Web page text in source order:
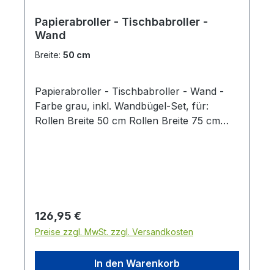
Papierabroller - Tischbabroller -
Wand
Breite: 50 cm
Papierabroller - Tischbabroller - Wand -
Farbe grau, inkl. Wandbügel-Set, für:
Rollen Breite 50 cm Rollen Breite 75 cm
Regulärer Preis:
126,95 €
Preise zzgl. MwSt. zzgl. Versandkosten
In den Warenkorb